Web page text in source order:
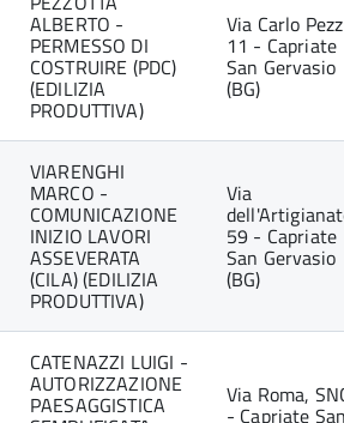
ALBERTO -
PERMESSO DI
COSTRUIRE (PDC)
(EDILIZIA
PRODUTTIVA)
Via Carlo
11 - Capriate
San Gervasio
(BG)
VIARENGHI
MARCO -
COMUNICAZIONE
INIZIO LAVORI
ASSEVERATA
(CILA) (EDILIZIA
PRODUTTIVA)
Via
59 - Capriate
San Gervasio
(BG)
CATENAZZI LUIGI -
AUTORIZZAZIONE
PAESAGGISTICA Via Roma,
- Capriate